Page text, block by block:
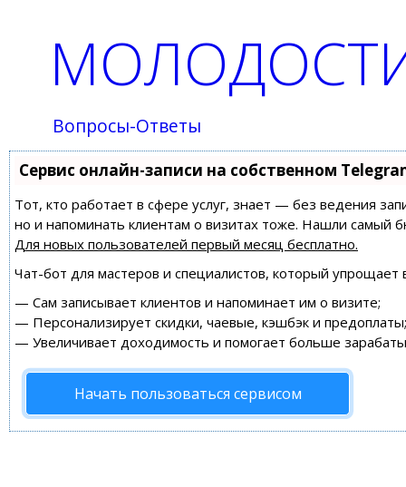
Вопросы-Ответы
Сервис онлайн-записи на собственном
Тот, кто работает в сфере услуг, знает — без ведения
но и напоминать клиентам о визитах тоже. Нашли самый
Для новых пользователей первый месяц бесплатно.
Чат-бот для мастеров и специалистов, который упрощает
— Сам записывает клиентов и напоминает им о визите;
— Персонализирует скидки, чаевые, кэшбэк и предоплаты;
— Увеличивает доходимость и помогает больше
Начать пользоваться сервисом